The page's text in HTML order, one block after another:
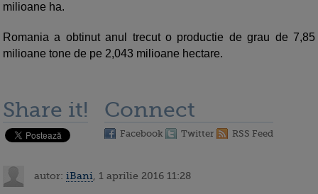
milioane ha.
Romania a obtinut anul trecut o productie de grau de 7,85
milioane tone de pe 2,043 milioane hectare.
Share it! Connect
Facebook Twitter RSS Feed
autor: iBani , 1 aprilie 2016 11:28